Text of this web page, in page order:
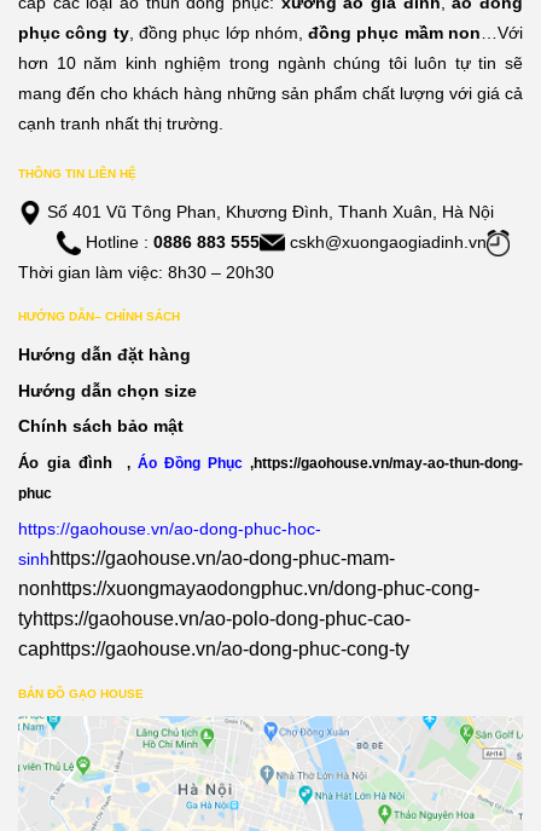
phục công ty, đồng phục lớp nhóm,đồng phục mầm non …Với
hơn 10 năm kinh nghiệm trong ngành chúng tôi luôn tự tin sẽ
mang đến cho khách hàng những sản phẩm chất lượng với giá cả
cạnh tranh nhất thị trường.
THÔNG TIN LIÊN HỆ
Số 401 Vũ Tông Phan, Khương Đình, Thanh Xuân, Hà Nội
Hotline : 0886 883 555
cskh@xuongaogiadinh.vn
Thời gian làm việc: 8h30 – 20h30
HƯỚNG DẪN– CHÍNH SÁCH
Hướng dẫn đặt hàng
Hướng dẫn chọn size
Chính sách bảo mật
Áo gia đình , Áo Đồng Phục ,https://gaohouse.vn/may-ao-thun-dong-
phuc
https://gaohouse.vn/ao-dong-phuc-hoc-
sinhhttps://gaohouse.vn/ao-dong-phuc-mam-
nonhttps://xuongmayaodongphuc.vn/dong-phuc-cong-
tyhttps://gaohouse.vn/ao-polo-dong-phuc-cao-
caphttps://gaohouse.vn/ao-dong-phuc-cong-ty
BẢN ĐỒ GẠO HOUSE